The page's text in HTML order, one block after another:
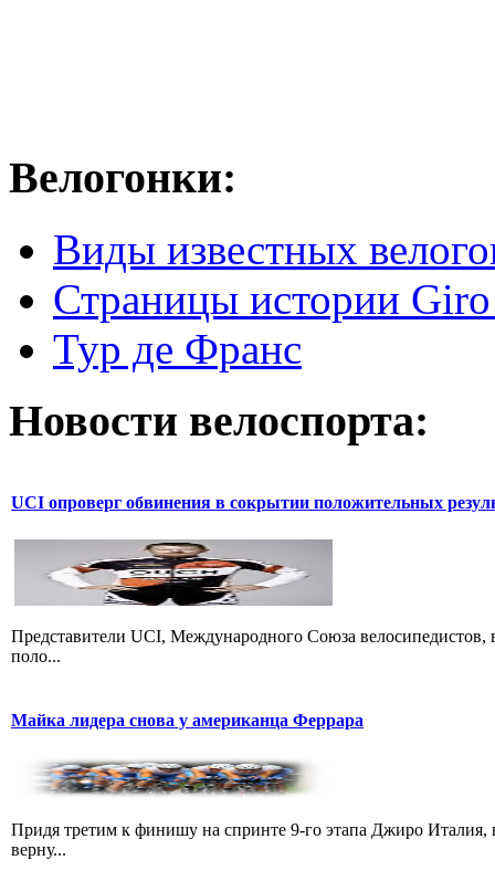
Велогонки:
Виды известных
Страницы истории
Тур де Франс
Новости велоспорта:
UCI опроверг обвинения в сокрытии положительных
Представители UCI, Международного Союза
поло...
Майка лидера снова у американца Феррара
Придя третим к финишу на спринте 9-го этапа Джиро
верну...